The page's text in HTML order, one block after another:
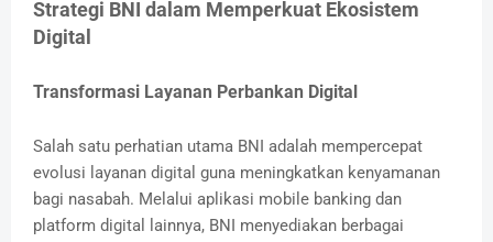
Strategi BNI dalam Memperkuat Ekosistem
Digital
Transformasi Layanan Perbankan Digital
Salah satu perhatian utama BNI adalah mempercepat
evolusi layanan digital guna meningkatkan kenyamanan
bagi nasabah. Melalui aplikasi mobile banking dan
platform digital lainnya, BNI menyediakan berbagai